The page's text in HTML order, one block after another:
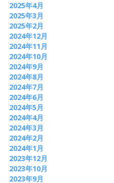
2025年4月
2025年3月
2025年2月
2024年12月
2024年11月
2024年10月
2024年9月
2024年8月
2024年7月
2024年6月
2024年5月
2024年4月
2024年3月
2024年2月
2024年1月
2023年12月
2023年10月
2023年9月